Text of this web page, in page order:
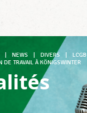
DE
NEWS DIVERS
DE TRAVAIL À KÖNIGSWINTER